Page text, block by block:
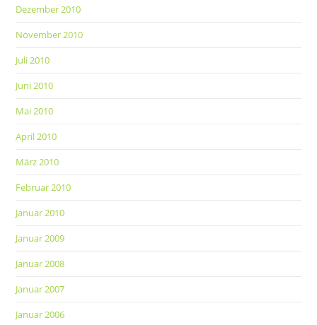
Dezember 2010
November 2010
Juli 2010
Juni 2010
Mai 2010
April 2010
März 2010
Februar 2010
Januar 2010
Januar 2009
Januar 2008
Januar 2007
Januar 2006